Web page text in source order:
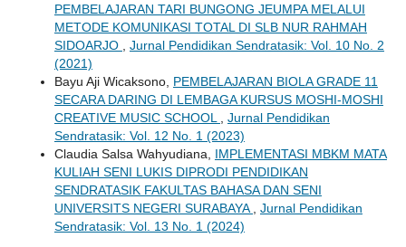
PEMBELAJARAN TARI BUNGONG JEUMPA MELALUI
METODE KOMUNIKASI TOTAL DI SLB NUR RAHMAH
SIDOARJO , Jurnal Pendidikan Sendratasik: Vol. 10 No. 2
(2021)
Bayu Aji Wicaksono, PEMBELAJARAN BIOLA GRADE 11
SECARA DARING DI LEMBAGA KURSUS MOSHI-MOSHI
CREATIVE MUSIC SCHOOL , Jurnal Pendidikan
Sendratasik: Vol. 12 No. 1 (2023)
Claudia Salsa Wahyudiana, IMPLEMENTASI MBKM MATA
KULIAH SENI LUKIS DIPRODI PENDIDIKAN
SENDRATASIK FAKULTAS BAHASA DAN SENI
UNIVERSITS NEGERI SURABAYA, Jurnal Pendidikan
Sendratasik: Vol. 13 No. 1 (2024)